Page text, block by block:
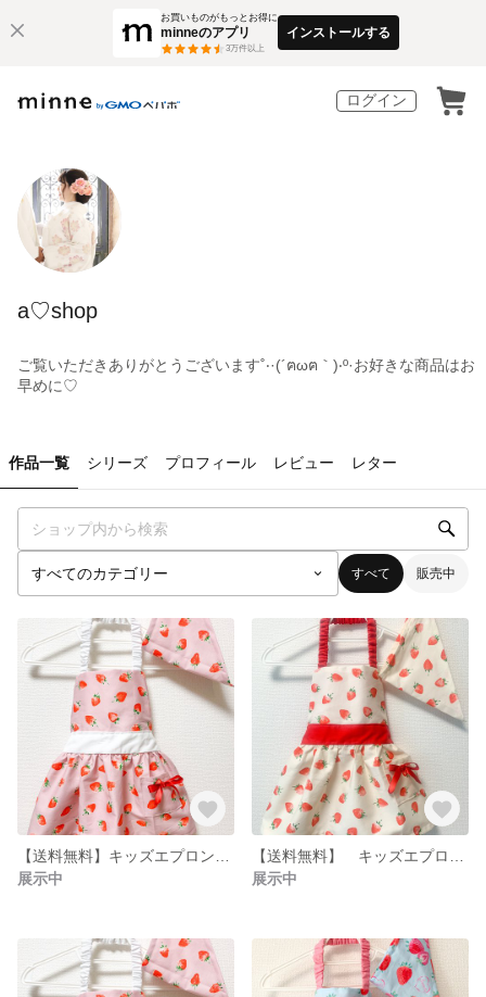
お買いものがもっとお得に
minneのアプリ
3万件以上
インストールする
ログイン
a♡shop
ご覧いただきありがとうございます˚‧·(´ฅωฅ｀)‧º·お好きな商品はお
早めに♡
作品一覧 シリーズ プロフィール レビュー レター
すべて 販売中
展示中
展示中